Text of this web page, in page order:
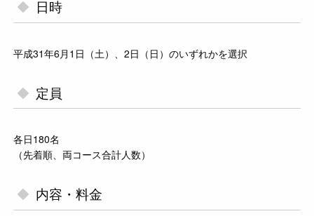
日時
平成31年6月1日（土）、2日（日）のいずれかを選択
定員
各日180名
（先着順、両コース合計人数）
内容・料金